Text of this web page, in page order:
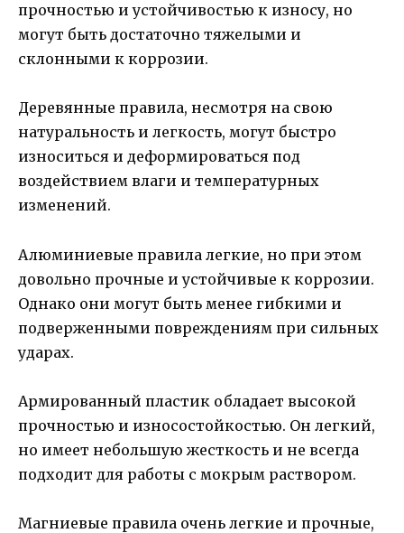
прочностью и устойчивостью к износу, но
могут быть достаточно тяжелыми и
склонными к коррозии.
Деревянные правила, несмотря на свою
натуральность и легкость, могут быстро
износиться и деформироваться под
воздействием влаги и температурных
изменений.
Алюминиевые правила легкие, но при этом
довольно прочные и устойчивые к коррозии.
Однако они могут быть менее гибкими и
подверженными повреждениям при сильных
ударах.
Армированный пластик обладает высокой
прочностью и износостойкостью. Он легкий,
но имеет небольшую жесткость и не всегда
подходит для работы с мокрым раствором.
Магниевые правила очень легкие и прочные,